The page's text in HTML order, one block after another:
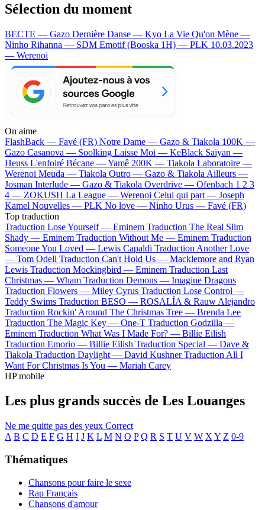
Sélection du moment
BECTE — Gazo Dernière Danse — Kyo La Vie Qu'on Mène —
Ninho Rihanna — SDM Emotif (Booska 1H) — PLK 10.03.2023
— Werenoi
On aime
FlashBack — Favé (FR) Notre Dame — Gazo & Tiakola 100K —
Gazo Casanova — Soolking Laisse Moi — KeBlack Saiyan —
Heuss L'enfoiré Bécane —Yamê 200K — Tiakola Laboratoire —
Werenoi Meuda — Tiakola Outro — Gazo & Tiakola Ailleurs —
Josman Interlude — Gazo & Tiakola Overdrive — Ofenbach 1 2 3
4 — ZOKUSH La League — Werenoi Celui qui part — Joseph
Kamel Nouvelles — PLK No love — Ninho Urus — Favé (FR)
Top traduction
Traduction Lose Yourself — Eminem Traduction The Real Slim
Shady — Eminem Traduction Without Me — Eminem Traduction
Someone You Loved — Lewis Capaldi Traduction Another Love
— Tom Odell Traduction Can't Hold Us — Macklemore and Ryan
Lewis Traduction Mockingbird — Eminem Traduction Last
Christmas — Wham Traduction Demons — Imagine Dragons
Traduction Flowers — Miley Cyrus Traduction Lose Control —
Teddy Swims Traduction BESO — ROSALÍA & Rauw Alejandro
Traduction Rockin' Around The Christmas Tree — Brenda Lee
Traduction The Magic Key — One-T Traduction Godzilla —
Eminem Traduction What Was I Made For? — Billie Eilish
Traduction Emorio — Billie Eilish Traduction Special — Dave &
Tiakola Traduction Daylight — David Kushner Traduction All I
Want For Christmas Is You — Mariah Carey
HP mobile
Les plus grands succès de Les Louanges
Ne me quitte pas des yeux Correct
A B C D E F G H I J K L M N O P Q R S T U V W X Y Z 0-9
Thématiques
Chansons pour faire le sexe
Rap Français
Chansons d'amour